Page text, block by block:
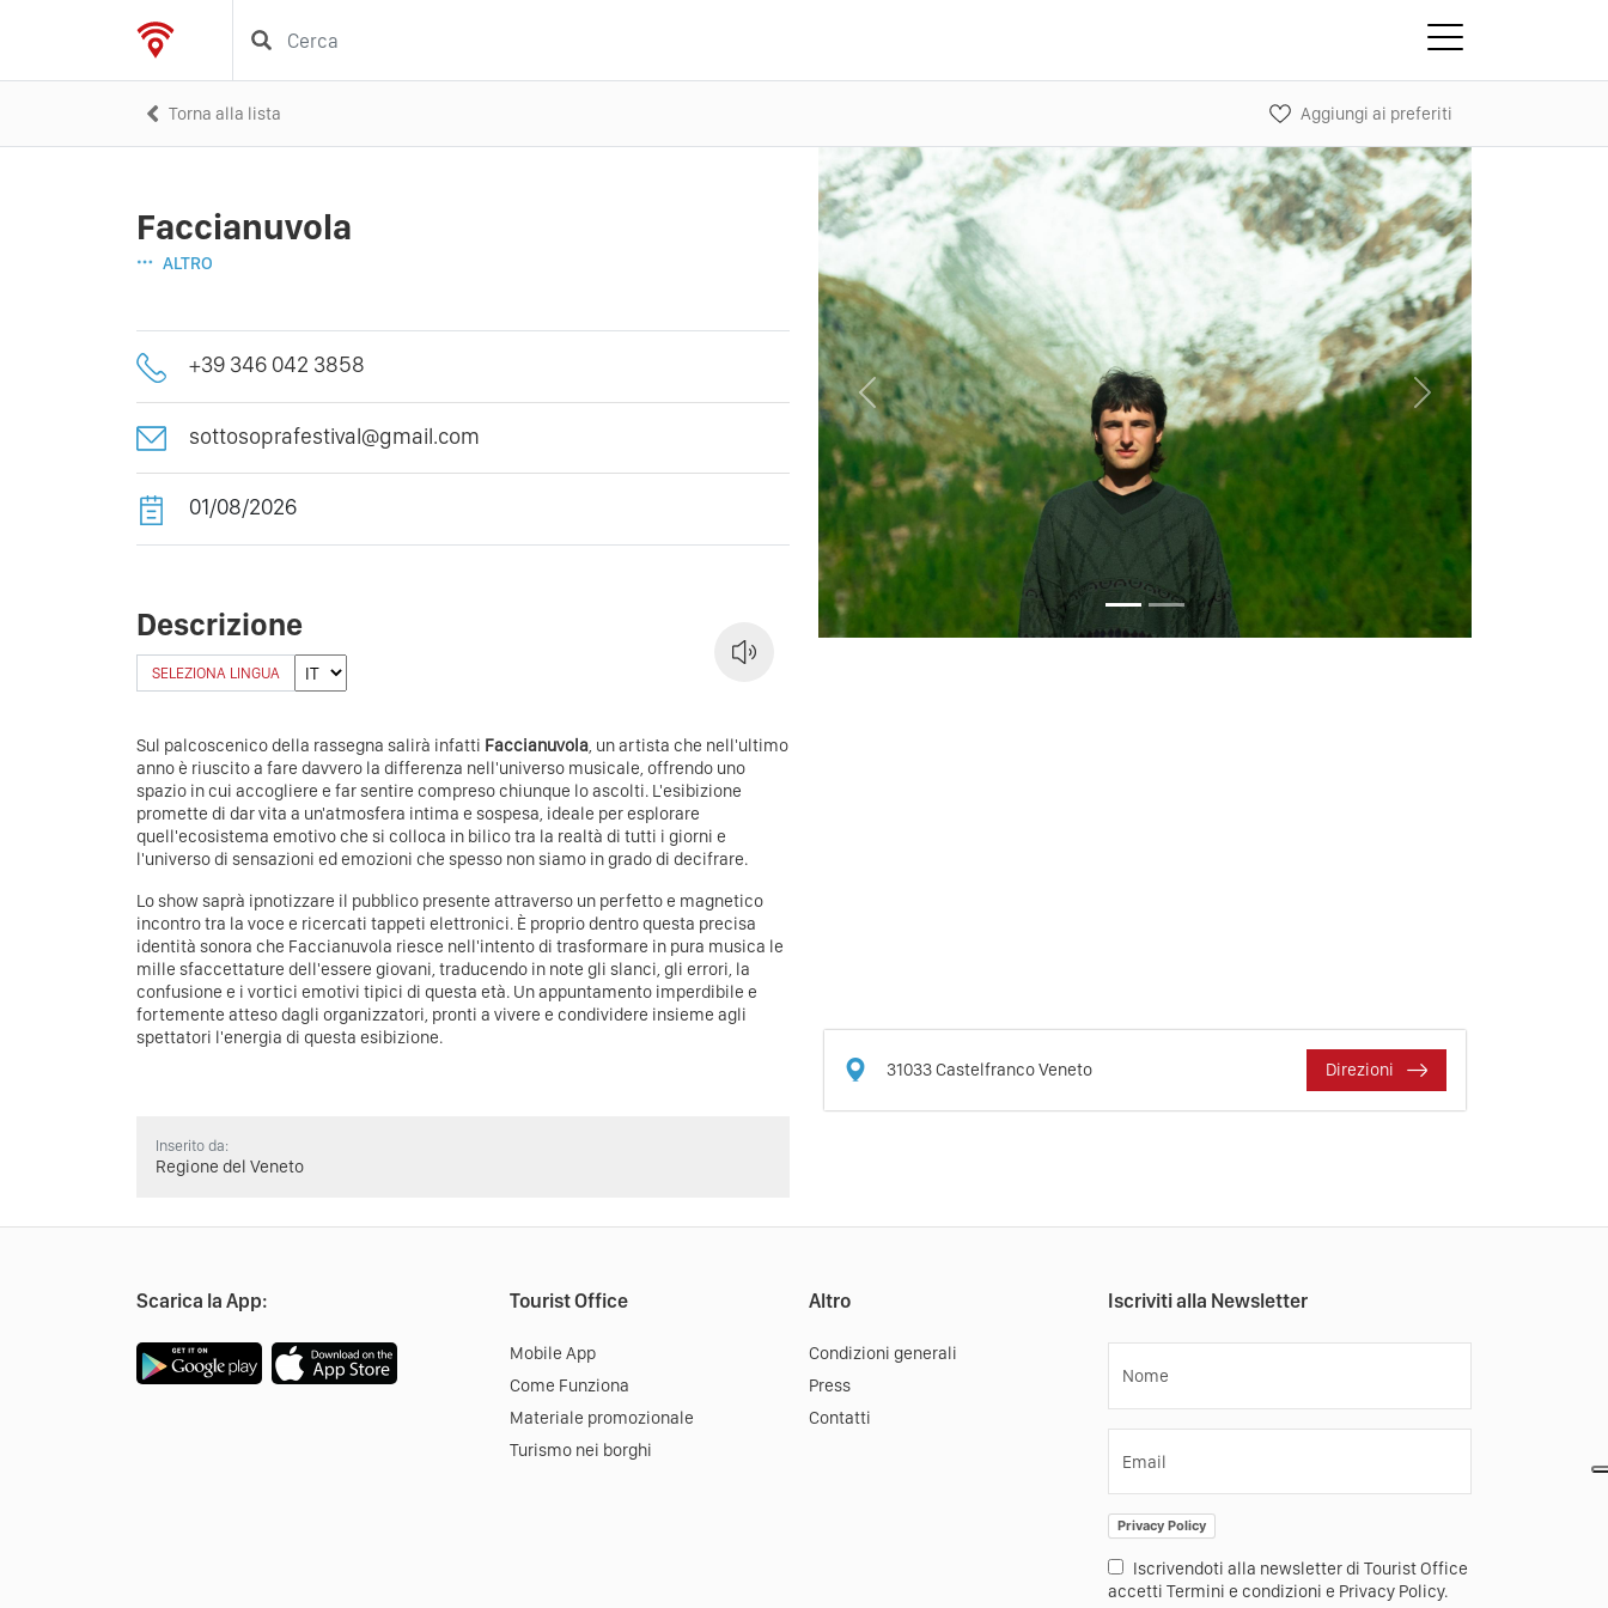
Torna alla lista Aggiungi ai preferiti
Faccianuvola
ALTRO
+39 346 042 3858
sottosoprafestival@gmail.com
01/08/2026
Descrizione
SELEZIONA LINGUA
Sul palcoscenico della rassegna salirà infatti Faccianuvola, un artista che nell'ultimo
anno è riuscito a fare davvero la differenza nell'universo musicale, offrendo uno
spazio in cui accogliere e far sentire compreso chiunque lo ascolti. L'esibizione
promette di dar vita a un'atmosfera intima e sospesa, ideale per esplorare
quell'ecosistema emotivo che si colloca in bilico tra la realtà di tutti i giorni e
l'universo di sensazioni ed emozioni che spesso non siamo in grado di decifrare.
Lo show saprà ipnotizzare il pubblico presente attraverso un perfetto e magnetico
incontro tra la voce e ricercati tappeti elettronici. È proprio dentro questa precisa
identità sonora che Faccianuvola riesce nell'intento di trasformare in pura musica le
mille sfaccettature dell'essere giovani, traducendo in note gli slanci, gli errori, la
confusione e i vortici emotivi tipici di questa età. Un appuntamento imperdibile e
fortemente atteso dagli organizzatori, pronti a vivere e condividere insieme agli
spettatori l'energia di questa esibizione.
Inserito da:
Regione del Veneto
Previous Next
31033Castelfranco Veneto Direzioni
Scarica la App: Tourist Office
Mobile App
Come Funziona
Materiale promozionale
Turismo nei borghi
Altro
Condizioni generali
Press
Contatti
Iscriviti alla Newsletter
Nome
Email
Privacy Policy
Iscrivendoti alla newsletter di Tourist Office
accetti Termini e condizioni e Privacy Policy.